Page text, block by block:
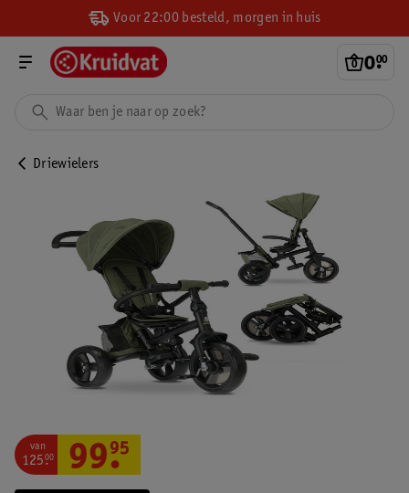
Voor 22:00 besteld, morgen in huis
0.
00
Driewielers
van
125.
00 99.
95